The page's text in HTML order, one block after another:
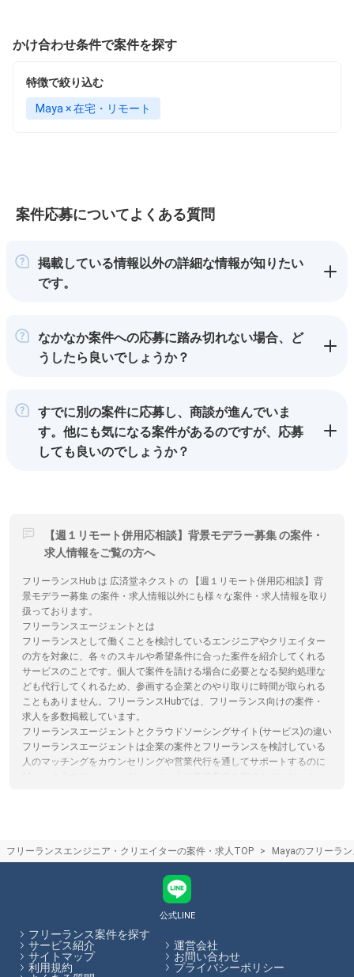
かけ合わせ条件で案件を探す
特徴で絞り込む
Maya × 在宅・リモート
案件応募についてよくある質問
掲載している情報以外の詳細な情報が知りたい
です。
なかなか案件への応募に踏み切れない場合、ど
うしたら良いでしょうか？
すでに別の案件に応募し、商談が進んでいま
す。他にも気になる案件があるのですが、応募
しても良いのでしょうか？
【週１リモート併用応相談】背景モデラー募集 の案件・
求人情報をご覧の方へ
フリーランスHub は 広済堂ネクスト の 【週１リモート併用応相談】背
景モデラー募集 の案件・求人情報以外にも様々な案件・求人情報を取り
扱っております。
フリーランスエージェントとは
フリーランスとして働くことを検討しているエンジニアやクリエイター
の方を対象に、各々のスキルや希望条件に合った案件を紹介してくれる
サービスのことです。個人で案件を請ける場合に必要となる契約処理な
ども代行してくれるため、参画する企業とのやり取りに時間が取られる
こともありません。フリーランスHubでは、フリーランス向けの案件・
求人を多数掲載しています。
フリーランスエージェントとクラウドソーシングサイト(サービス)の違い
フリーランスエージェントは企業の案件とフリーランスを検討している
人のマッチングをカウンセリングや営業代行を通してサポートするのに
フリーランスHubからエージェントのフリーランス案件に応募した際の
フリーランスHubからエージェントのフリーランス案件にご応募頂いた
後、各エージェントからのメールや電話などで日程調整を行った後、一
対一のカウンセリングでスキルや希望の働き方をエージェントの担当者
の方からヒアリング、その後希望にあった企業と商談し、案件に参画し
て頂きます。
フリーランスHubはお客様のフリーランス案件探しを最大限サポートし
フリーランスエンジニア・クリエイターの案件・求人TOP Mayaのフリーラ
公式LINE
フリーランス案件を探す
サービス紹介
運営会社
サイトマップ
お問い合わせ
利用規約
プライバシーポリシー